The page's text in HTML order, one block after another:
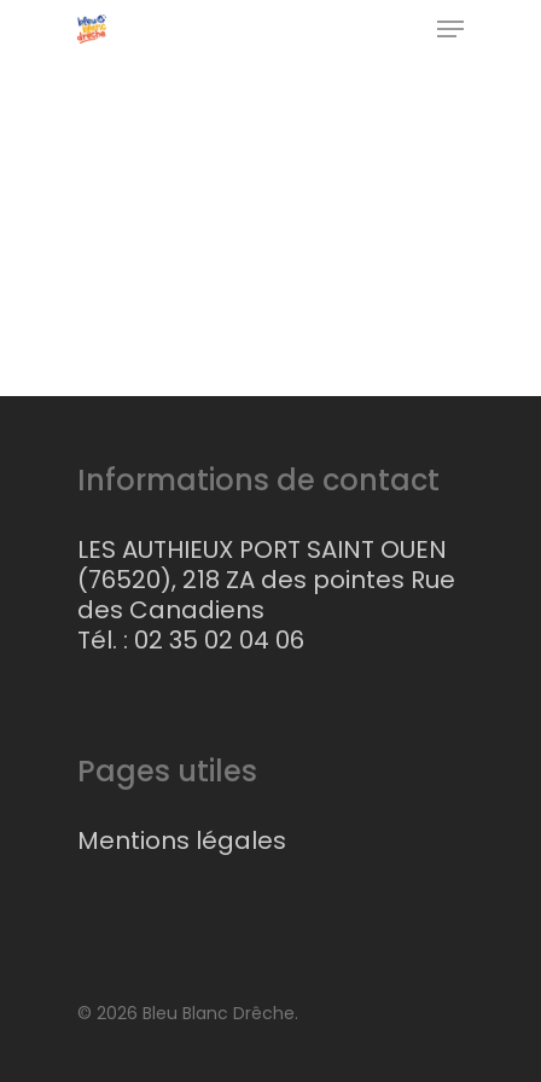
Informations de contact
LES AUTHIEUX PORT SAINT OUEN
(76520), 218 ZA des pointes Rue
des Canadiens
Tél. : 02 35 02 04 06
Pages utiles
Mentions légales
© 2026 Bleu Blanc Drêche.
Les produits
Objectif 0 déchet
Un biscuit
Contact